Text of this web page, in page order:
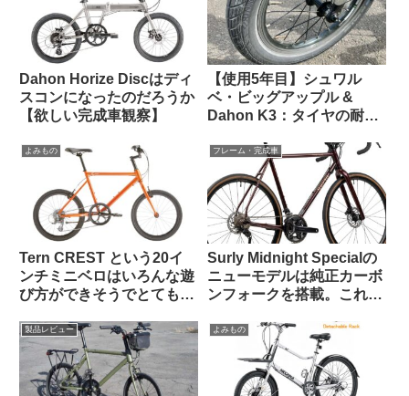
Dahon Horize Discはディ
スコンになったのだろうか
【欲しい完成車観察】
【使用5年目】シュワル
ベ・ビッグアップル &
Dahon K3：タイヤの耐久
あったか
よみもの
Tern CREST という20イ
ンチミニベロはいろんな遊
び方ができそうでとても気
察】
フレーム・完成車
Surly Midnight Specialの
ニューモデルは純正カーボ
ンフォークを搭載。これで
製品レビュー よみもの